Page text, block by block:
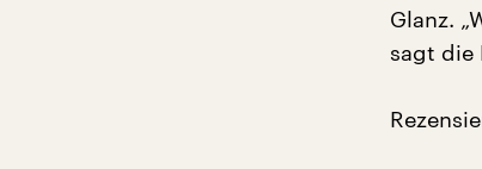
Glanz.
sagt die